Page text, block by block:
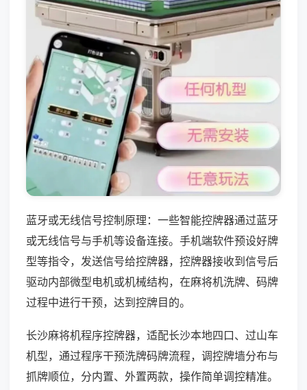
蓝牙或无线信号控制原理：一些智能控牌器通过蓝牙
或无线信号与手机等设备连接。手机端软件预设好牌
型等指令，发送信号给控牌器，控牌器接收到信号后
驱动内部微型电机或机械结构，在麻将机洗牌、码牌
过程中进行干预，达到控牌目的。
长沙麻将机程序控牌器，适配长沙本地四口、过山车
机型，通过程序干预洗牌码牌流程，调控牌墙分布与
抓牌顺位，分内置、外置两款，操作简单调控精准。